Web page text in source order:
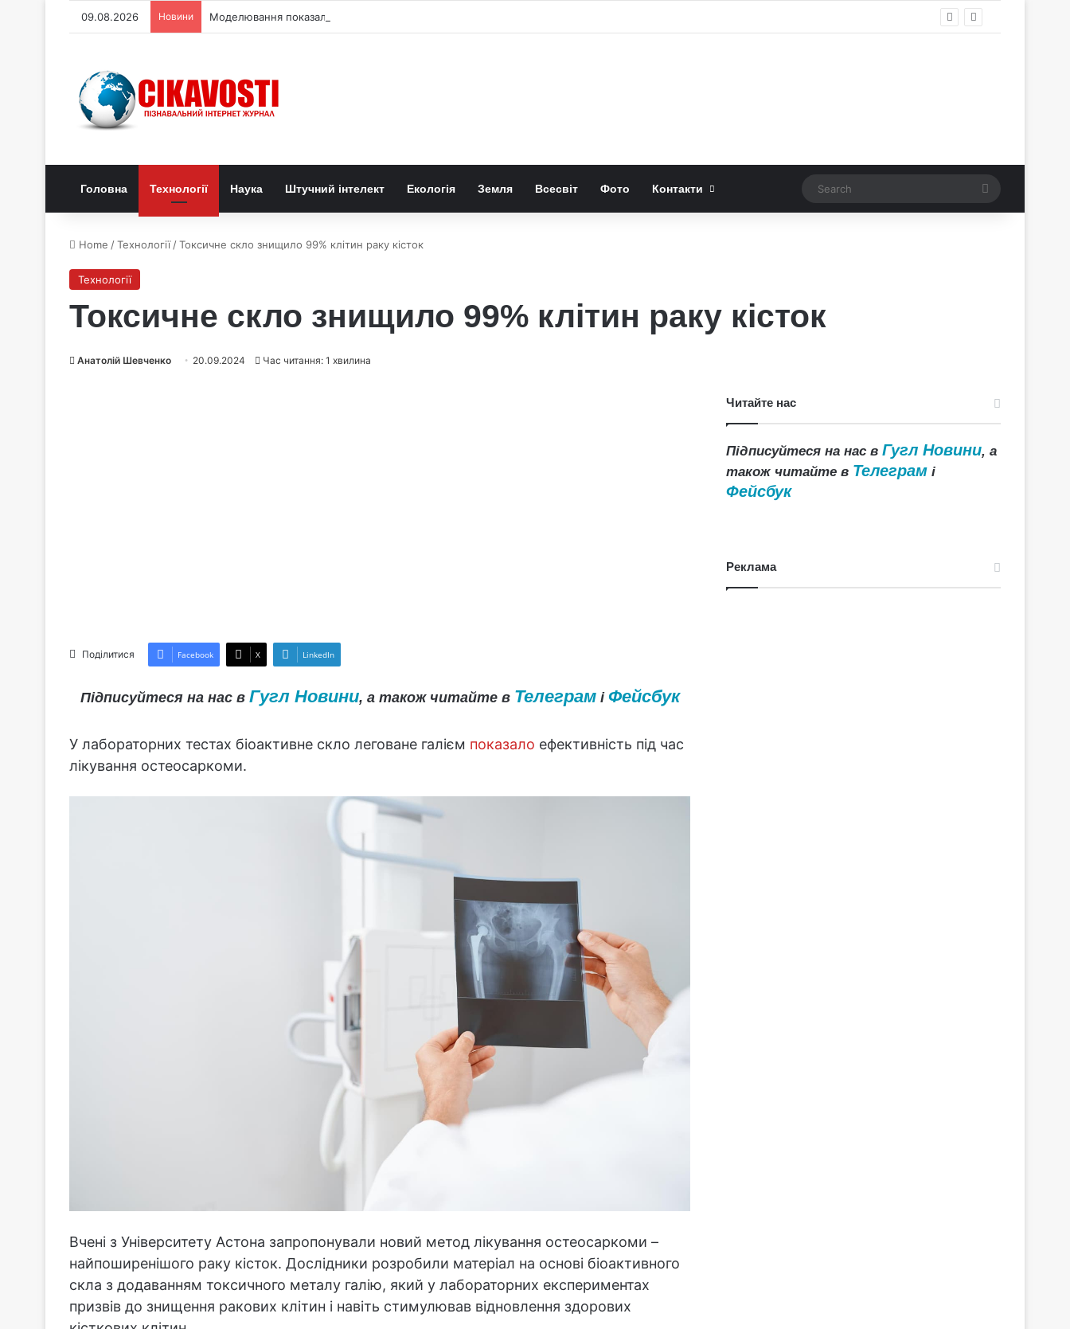
09.08.2026 Новини Моделювання показало, як мікрогравітація змінює виробництво вуглепластику
Головна Технології Наука Штучний інтелект Екологія Земля Всесвіт Фото Контакти Search
Home /Технології /Токсичне скло знищило 99% клітин раку кісток
Технології
Токсичне скло знищило 99% клітин раку кісток
Анатолій Шевченко 20.09.2024 Час читання: 1 хвилина
Поділитися Facebook X LinkedIn
Підписуйтеся на нас в Гугл Новини, а також читайте в Телеграмі Фейсбук
У лабораторних тестах біоактивне скло леговане галієм показало ефективність під час
лікування остеосаркоми.
Вчені з Університету Астона запропонували новий метод лікування остеосаркоми –
найпоширенішого раку кісток. Дослідники розробили матеріал на основі біоактивного
скла з додаванням токсичного металу галію, який у лабораторних експериментах
призвів до знищення ракових клітин і навіть стимулював відновлення здорових
Читайте нас
Підписуйтеся на нас вГугл Новини, а
також читайте в Телеграм і
Фейсбук
Реклама